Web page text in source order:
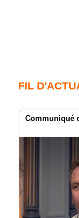
Gazette
Médias
Blogs
Prémium
FIL
Communiqué